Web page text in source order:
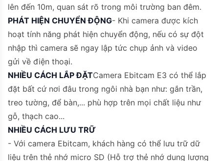
lên đến 10m, quan sát rõ trong môi trường ban đêm.
PHÁT HIỆN CHUYỂN ĐỘNG- Khi camera được kích
hoạt tính năng phát hiện chuyển động, nếu có sự đột
nhập thì camera sẽ ngay lập tức chụp ảnh và video
gửi về điện thoại.
NHIỀU CÁCH LẮP ĐẶTCamera Ebitcam E3 có thể lắp
đặt bất cứ nơi đâu trong ngôi nhà bạn như: gắn trần,
treo tường, để bàn,... phù hợp trên mọi chất liệu như
gỗ, thạch cao...
NHIỀU CÁCH LƯU TRỮ
- Với camera Ebitcam, khách hàng có thể lưu trữ dữ
liệu trên thẻ nhớ micro SD (Hỗ trợ thẻ nhớ dung lượng